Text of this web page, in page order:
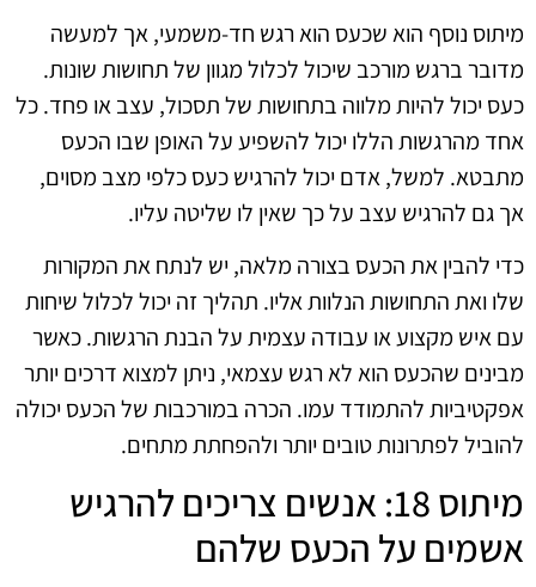
מיתוס נוסף הוא שכעס הוא רגש חד-משמעי, אך למעשה
מדובר ברגש מורכב שיכול לכלול מגוון של תחושות שונות.
כעס יכול להיות מלווה בתחושות של תסכול, עצב או פחד. כל
אחד מהרגשות הללו יכול להשפיע על האופן שבו הכעס
מתבטא. למשל, אדם יכול להרגיש כעס כלפי מצב מסוים,
אך גם להרגיש עצב על כך שאין לו שליטה עליו.
כדי להבין את הכעס בצורה מלאה, יש לנתח את המקורות
שלו ואת התחושות הנלוות אליו. תהליך זה יכול לכלול שיחות
עם איש מקצוע או עבודה עצמית על הבנת הרגשות. כאשר
מבינים שהכעס הוא לא רגש עצמאי, ניתן למצוא דרכים יותר
אפקטיביות להתמודד עמו. הכרה במורכבות של הכעס יכולה
להוביל לפתרונות טובים יותר ולהפחתת מתחים.
מיתוס 18: אנשים צריכים להרגיש
אשמים על הכעס שלהם